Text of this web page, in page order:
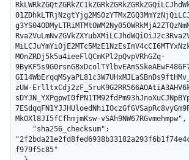
MOnZRDj5k5a4ieeFlQCmKPl2pQvpVRhGZq-
zUW-
MkOXl8JI5fCfhmjmKsw-vSAh9NW67RGvmehmpw",
f979f5c85"